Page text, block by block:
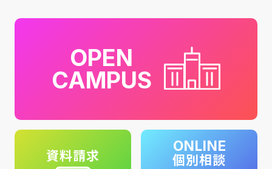
OPEN
CAMPUS
資料請求
ONLINE
個別相談